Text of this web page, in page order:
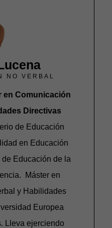
NO VERBAL
en Comunicación
Directivas
de Educación
en Educación
Educación de la
Máster en
y Habilidades
Europea
Lleva ejerciendo